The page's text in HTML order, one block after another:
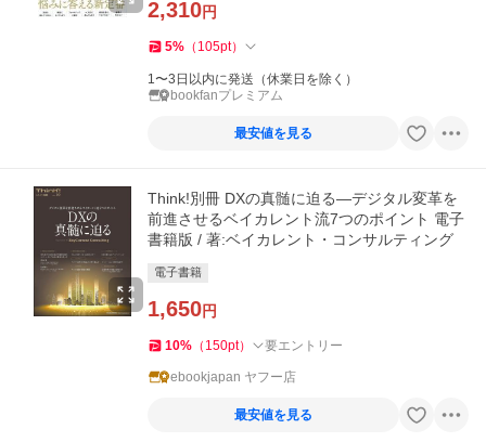
2,310円
5% （ 105pt）
1〜3日以内に発送（休業日を除く）
bookfanプレミアム
最安値を見る
Think!別冊 DXの真髄に迫る―デジタル変革を
前進させるベイカレント流7つのポイント 電子
書籍版 / 著:ベイカレント・コンサルティング
電子書籍
1,650円
10% （ 150pt） 要エントリー
ebookjapan ヤフー店
最安値を見る